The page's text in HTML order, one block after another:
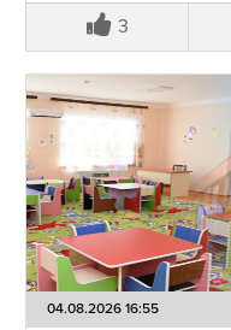
3
04.08.2026 16:55